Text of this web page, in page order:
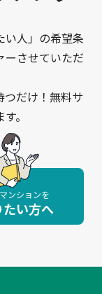
い人」の希望条
ーさせていただ
つだけ！無料サ
。
ンションを
たい方へ